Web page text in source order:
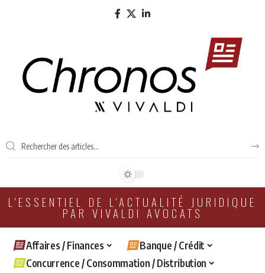
L'ESSENTIEL DE L'ACTUALITÉ JURIDIQUE
PAR VIVALDI AVOCATS
Affaires / Finances
Banque / Crédit
Concurrence / Consommation / Distribution